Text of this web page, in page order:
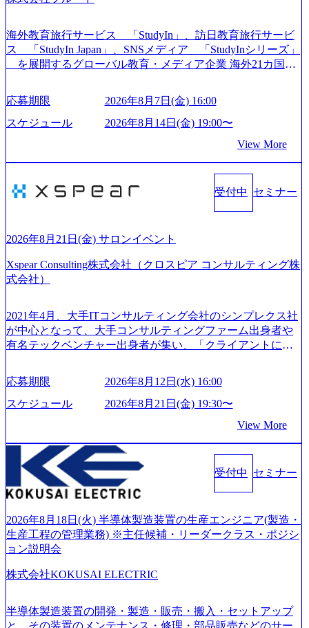
の736名（2024年1月）に到達。上場を目指し、さらに採用
のスピードを上げている。 人にフォーカスをして急成長す
る唯一無二のコンサルティングファーム【株式会社ノース
サンド 執行役員新山氏、庄司氏インタビュー】 (https://my-vi
2015年に設立され、前年比205%の売上成長を遂げるなど、
急速な成長を遂げている。 ​ 新規事業立案から業務改革、IT
戦略立案、IT導入までをワンストップで提供するコンサル
ティングファームである。 ​- 2025年1月時点で従業員数1,209
名を擁し、事業拡大を続けている。 「人」にフォーカスを
当てたコンサルティング会社として、社員の人間力を強み
としたサービスを提供している。 ​- - 2018年から6年連続で
ティングファームやSIer、事業会社出身者など、多様な経歴
の社員が活躍している。 年間休日120日以上、完全週休2日
制、有給休暇初年度10日（消化率46.3%）、特別休暇5日な
ど、充実した休暇制度を整備している。 ​ 月平均残業時間は
リフレッシュ休暇など、社員同士の交流や健康をサポート
する取り組みが充実している。 2026年8月13日(木) 19:00～2
0:30予定 2026年8月7日(金) 16:00 コンサル業界の動向や業務
界セミナーを実施しています。 ●前回開催時のアンケート
ージのぼんやりしていた部分が明確になりました」「業界
の全体感や実際に働いていらっしゃる方の体感的なお話を
海外教育旅行サービス 「StudyIn」、訪日教育旅行サービ
ス 「StudyIn Japan」、SNSメディア 「StudyInシリーズ」
を展開するグローバル教育・メディア企業 海外21カ国と
育支援サービスを提供している 動画メディア事業を基盤と
して、留学支援・訪日教育旅行・SNSマーケティング事業
を展開している Mission:より多くの人に、グローバルという
ラになる Value： INTEGRITY誠実であろう 素直に心を開い
て伝える、自責かつ利他の精神で動く、謙虚な姿勢でウソ
る、失敗を恐れずにふみだす、執着心をもって没頭する O
WNERSHIP当事者であろう みずから決めてみずから動く、
だわろう 今すぐ決める、すばやく動く、まず成果物をだす
回す、結果が出るまでやり抜く 2026年8月14日(金) 19:00〜2
0:00 (60分) 2026年8月7日(金) 16:00 本説明会は、選考の前段
です。評価の場ではないため、キャリアを検討中の段階の
方にもご参加いただけます。 連休中の平日夜という日程の
ため、在職中の方も有給を取得することなく、現職への配
慮なくご参加いただけます。帰省先からのオンライン参加
旅行事業の内容とビジネスモデル/今後の構想・事業展開/入
社後のキャリアパス ・質疑応答(20分) オンライン (Google M
eet) ・営業・マーケティングなど、ビジネスサイドでのキャ
リアを検討されている方 ・転職を具体的に決めてはいない
が、情報収集を進めたい段階の方 ・東京・大阪での勤務を
希望される方
応募期限
2026年8月7日(金) 16:00
スケジュール
2026年8月14日(金) 19:00〜
View More
受付中 セミナー
2026年8月21日(金) サロンイベント
Xspear Consulting株式会社（クロスピア コンサルティング株
式会社）
2021年4月、大手ITコンサルティング会社のシンプレクス社
が中心となって、大手コンサルティングファーム出身者や
有名テックベンチャー出身者が集い、「クライアントにと
い」という想いの下で立ち上げた新鋭ファーム テクノロジ
ーがビジネスの成功に大きな影響力を持つDX時代におい
て、20年以上にわたってFintech業界を中心に最先端テクノ
つ、あらゆる業種・業界のクライアントの企業価値の最大
化を支援するために、戦略策定、組織改革、人材育成、業
務改善、実行支援などのコンサルティングサービスを一気
通貫で提供するのが特徴（いわゆる総合コンサルティング
ファーム） 社名の由来は”DXエリアにSpir（槍）を指して
ていく”という位置づけ 一昔前は金融が強い企業として認知
されていたが、現在金融の売上割合は全体の3割。現在はTo
C事業を始め、パブリック、製造業、通信、エンタメ、教
はあるが、社員の興味のある分野やスキルを活用したいな
着けたい方でも幅広に経験を積みたい方でも、キャリア形
成が柔軟に可能な環境である。 https://storage.googleapis.com/
応募期限
2026年8月12日(水) 16:00
スケジュール
2026年8月21日(金) 19:30〜
View More
受付中 セミナー
2026年8月18日(火) 半導体製造装置の生産エンジニア(製造・
生産工程の管理業務) ※主任候補・リーダークラス・ポジシ
ョン説明会
株式会社KOKUSAI ELECTRIC
半導体製造装置の開発・製造・販売・搬入・セットアップ